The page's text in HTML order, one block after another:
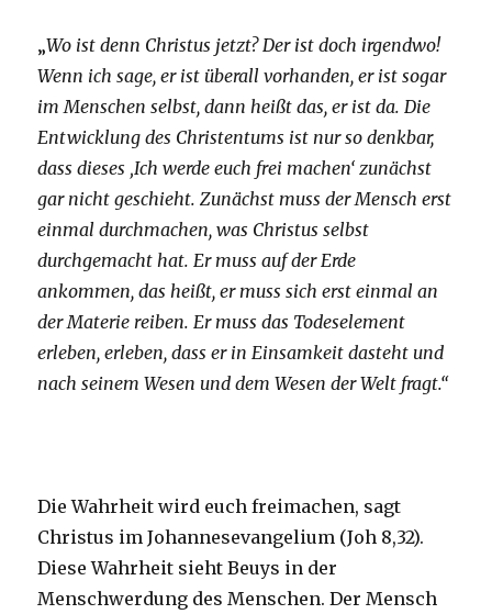
„Wo ist denn Christus jetzt? Der ist doch irgendwo!
Wenn ich sage, er ist überall vorhanden, er ist sogar
im Menschen selbst, dann heißt das, er ist da. Die
Entwicklung des Christentums ist nur so denkbar,
dass dieses ‚Ich werde euch frei machen‘ zunächst
gar nicht geschieht. Zunächst muss der Mensch erst
einmal durchmachen, was Christus selbst
durchgemacht hat. Er muss auf der Erde
ankommen, das heißt, er muss sich erst einmal an
der Materie reiben. Er muss das Todeselement
erleben, erleben, dass er in Einsamkeit dasteht und
nach seinem Wesen und dem Wesen der Welt fragt.“
Die Wahrheit wird euch freimachen, sagt
Christus im Johannesevangelium (Joh 8,32).
Diese Wahrheit sieht Beuys in der
Menschwerdung des Menschen. Der Mensch